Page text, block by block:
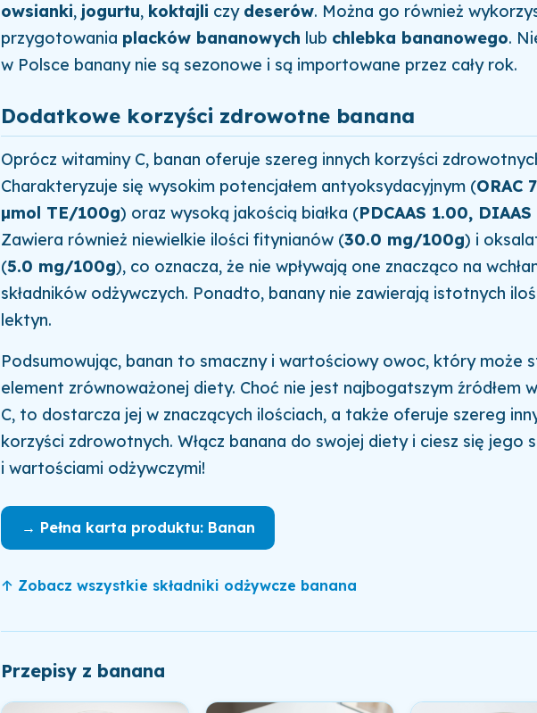
owsianki, jogurtu, koktajli czy deserów. Można go również
przygotowania placków bananowych lub chlebka bananowego.
w Polsce banany nie są sezonowe i są importowane przez cały rok.
Dodatkowe korzyści zdrowotne banana
Oprócz witaminy C, banan oferuje szereg innych korzyści
Charakteryzuje się wysokim potencjałem antyoksydacyjnym (ORAC
µmol TE/100g) oraz wysoką jakością białka (PDCAAS 1.00, DIAAS
Zawiera również niewielkie ilości fitynianów (30.0 mg/100g) i
(5.0 mg/100g), co oznacza, że nie wpływają one znacząco na
składników odżywczych. Ponadto, banany nie zawierają istotnych
lektyn.
Podsumowując, banan to smaczny i wartościowy owoc, który może
element zrównoważonej diety. Choć nie jest najbogatszym źródłem
C, to dostarcza jej w znaczących ilościach, a także oferuje szereg
korzyści zdrowotnych. Włącz banana do swojej diety i ciesz się jego
i wartościami odżywczymi!
→ Pełna karta produktu: Banan
↑ Zobacz wszystkie składniki odżywcze banana
Przepisy z banana